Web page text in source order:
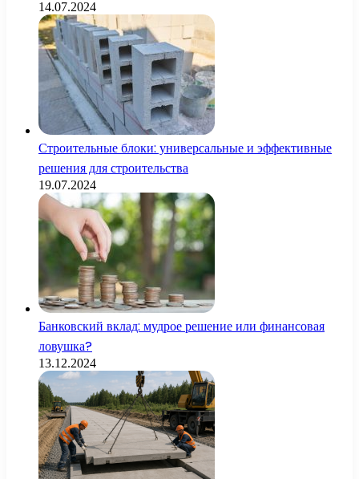
14.07.2024
Строительные блоки: универсальные и эффективные
решения для строительства
19.07.2024
Банковский вклад: мудрое решение или финансовая
ловушка?
13.12.2024